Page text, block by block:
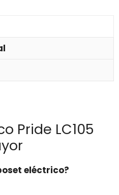
Pride LC105
eléctrico?